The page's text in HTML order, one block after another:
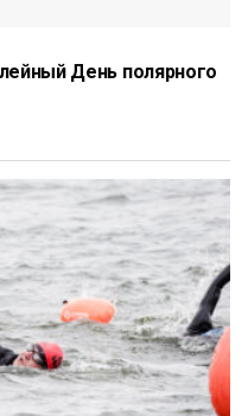
День полярного